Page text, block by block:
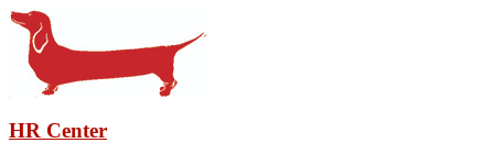
HR Center